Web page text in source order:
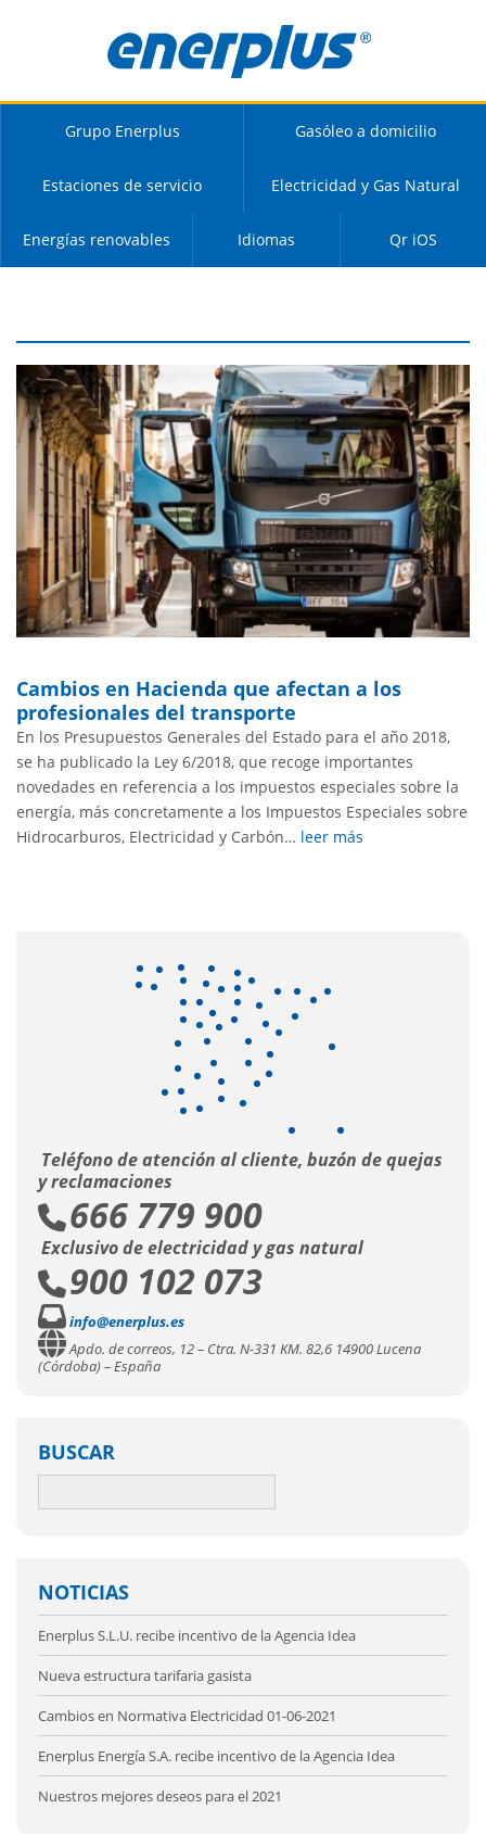
Grupo Enerplus Gasóleo a domicilio
Estaciones de servicio Electricidad y Gas Natural
Energías renovables Idiomas Qr iOS
Cambios en Hacienda que afectan a los
profesionales del transporte
En los Presupuestos Generales del Estado para el año 2018,
se ha publicado la Ley 6/2018, que recoge importantes
novedades en referencia a los impuestos especiales sobre la
energía, más concretamente a los Impuestos Especiales sobre
Hidrocarburos, Electricidad y Carbón… leer más
Teléfono de atención al cliente, buzón de quejas
y reclamaciones
666 779 900
Exclusivo de electricidad y gas natural
900 102 073
info@enerplus.es
Apdo. de correos, 12 – Ctra. N-331 KM. 82,6 14900 Lucena
(Córdoba) – España
BUSCAR
NOTICIAS
Enerplus S.L.U. recibe incentivo de la Agencia Idea
Nueva estructura tarifaria gasista
Cambios en Normativa Electricidad 01-06-2021
Enerplus Energía S.A. recibe incentivo de la Agencia Idea
Nuestros mejores deseos para el 2021